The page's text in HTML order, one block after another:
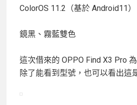
ColorOS 11.2（基於 Android11）
鏡黑、霧藍雙色
這次借來的 OPPO Find X3 Pro
除了能看到型號，也可以看出這